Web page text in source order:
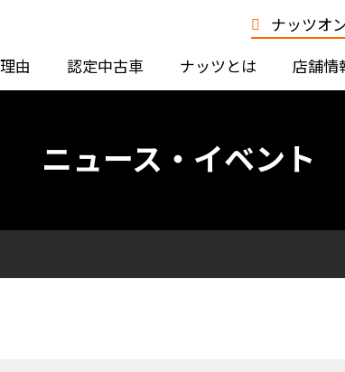
由 認定中古車 ナッツとは 店舗情
ナッツオ
ニュース・イベント